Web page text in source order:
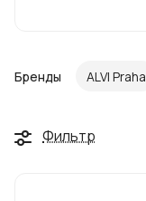
Бренды ALVI Praha
Фильтр